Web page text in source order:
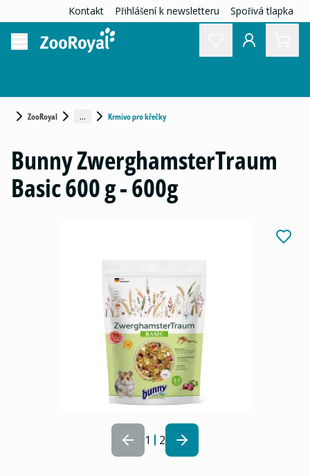
Kontakt Přihlášení k newsletteru Spořivá tlapka
ZooRoyal ... Krmivo pro křečky
1 2
Bunny ZwerghamsterTraum
Basic 600 g - 600g